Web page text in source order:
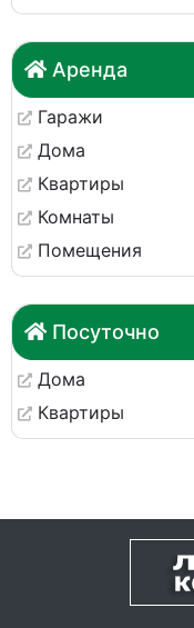
Аренда
Гаражи
Дома
Квартиры
Комнаты
Помещения
Посуточно
Дома
Квартиры